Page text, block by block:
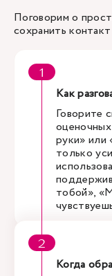
Поговорим о
сохранить
Как
Говорите
руки» или
только
тобой»,
Когда